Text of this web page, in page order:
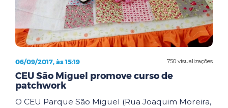
750 visualizações
06/09/2017, às 15:19
CEU São Miguel promove curso de
patchwork
O CEU Parque São Miguel (Rua Joaquim Moreira,